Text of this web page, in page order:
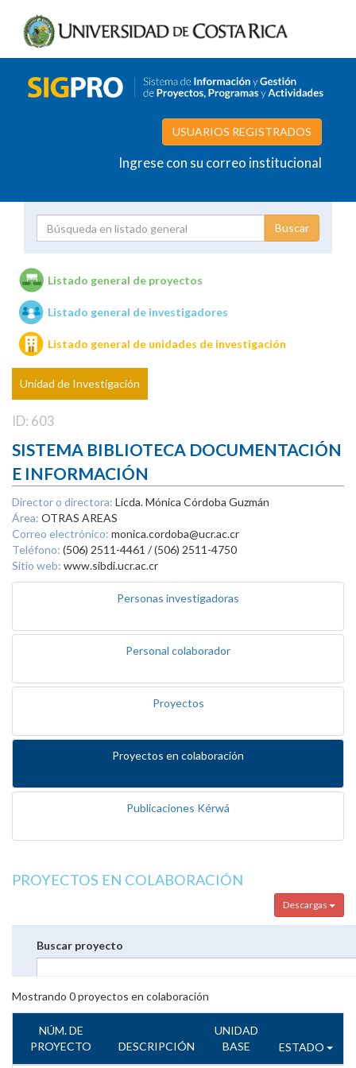
USUARIOS REGISTRADOS
Ingrese con su correo institucional
Unidades de investigación
Listado general de proyectos
Listado general de investigadores
Listado general de unidades de investigación
Unidad de Investigación
ID: 603
SISTEMA BIBLIOTECA DOCUMENTACIÓN
E INFORMACIÓN
Director o directora: Licda. Mónica Córdoba Guzmán
Área: OTRAS AREAS
Correo electrónico: monica.cordoba@ucr.ac.cr
Teléfono: (506) 2511-4461 / (506) 2511-4750
Sitio web: www.sibdi.ucr.ac.cr
Personas investigadoras
Personal colaborador
Proyectos
Proyectos en colaboración
Publicaciones Kérwá
PROYECTOS EN COLABORACIÓN
Descargas
Buscar proyecto
Mostrando 0proyectos en colaboración
NÚM. DE
PROYECTO
DESCRIPCIÓN
UNIDAD
BASE
ESTADO